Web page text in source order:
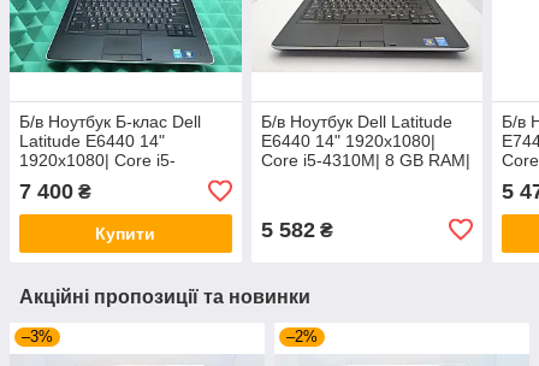
Б/в Ноутбук Б-клас Dell
Latitude E6440 14"
1920x1080| Core i5-
4310M| 4 GB RAM| 128 GB
SSD| HD 4600
7 400 ₴
Купити
Б/в Ноутбук Dell Latitude
E6440 14" 1920x1080|
Core i5-4310M| 8 GB RAM|
5 582₴
Б/в
5
Акційні пропозиції та новинки
–3% –2%